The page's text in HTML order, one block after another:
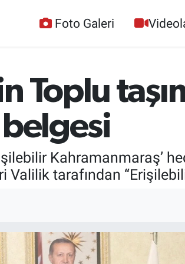
Foto Galeri
Toplu
Kahramanmaraş’
Valilik tarafından